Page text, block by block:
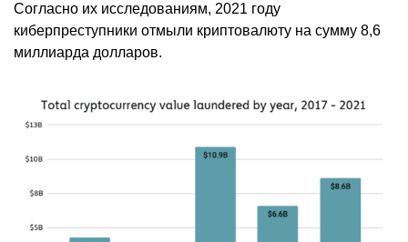
Согласно их исследованиям, 2021 году
киберпреступники отмыли криптовалюту на сумму 8,6
миллиарда долларов.